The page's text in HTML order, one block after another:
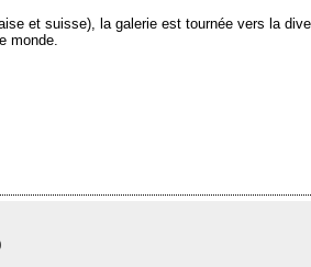
et suisse), la galerie est tournée vers la
monde.